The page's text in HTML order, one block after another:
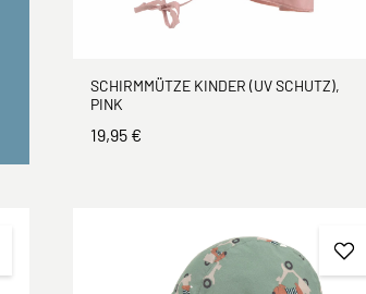
SCHIRMMÜTZE KINDER (UV SCHUTZ),
PINK
19,95 €